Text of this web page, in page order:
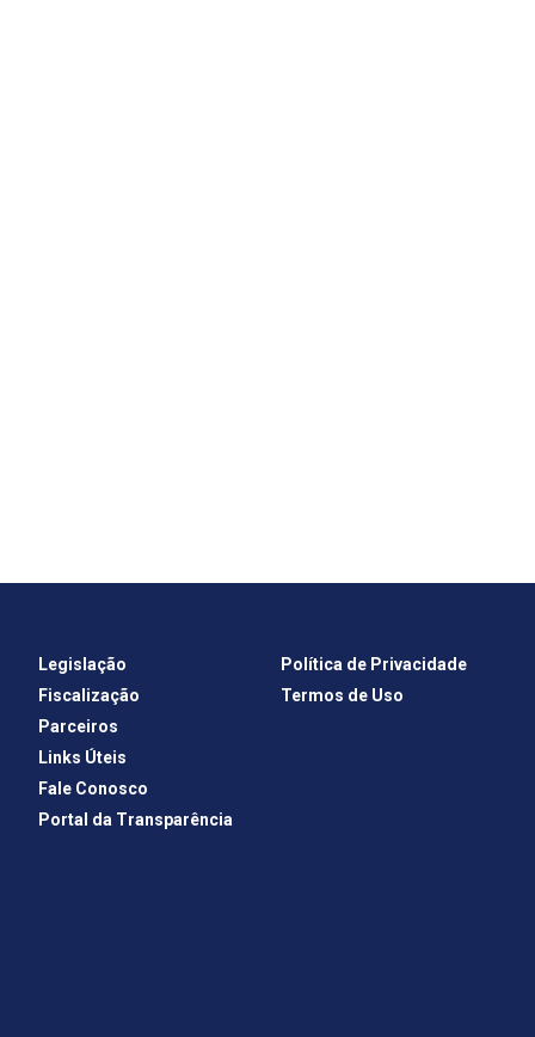
Legislação
Fiscalização
Parceiros
Links Úteis
Fale Conosco
Portal da Transparência
Política de Privacidade
Termos de Uso